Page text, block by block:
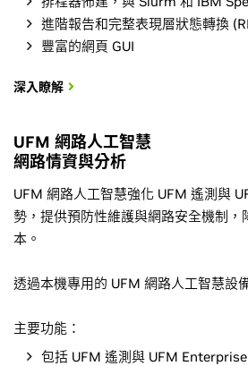
進階報告和完整表現層狀態轉換
豐富的網頁 GUI
深入瞭解
UFM 網路人工智慧
網路情資與分析
UFM 網路人工智慧強化 UFM 遙測與
勢，提供預防性維護與網路安全機制，
本。
透過本機專用的 UFM 網路人工智慧設
主要功能：
包括 UFM 遙測與 UFM